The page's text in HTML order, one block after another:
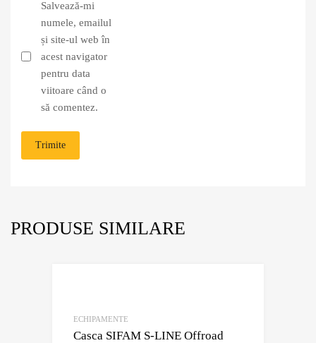
Salvează-mi
numele, emailul
și site-ul web în
acest navigator
pentru data
viitoare când o
să comentez.
PRODUSE SIMILARE
ECHIPAMENTE
Casca SIFAM S-LINE Offroad